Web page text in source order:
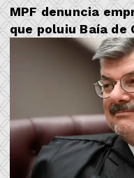
MPF denuncia
que poluiu Baía de